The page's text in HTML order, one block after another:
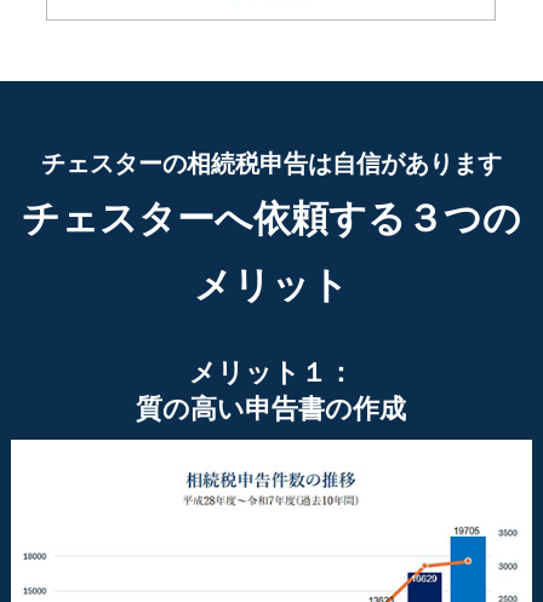
チェスターの相続税申告は自信があります
チェスターへ依頼する３つの
メリット
メリット１：
質の高い申告書の作成